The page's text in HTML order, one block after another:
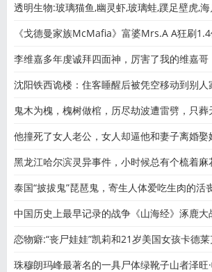
透明生物:玻璃猫鱼,幽灵虾,玻璃蛙,蹼足壁虎,
《戈德曼家族McMafia》富婆Mrs.A A狂刷
老公刷
李维嘉多年虔诚拜四面神，厉害了我的维嘉哥
沈阳铁西诡楼：住客睡醒后被凭空移动到别人
鬼木为槐，槐树做棺，历尽劫波遭雷劈，只葬
他撞死了女人老公，女人却逼他和妻子离婚娶
黑龙江哈尔滨灵异事件，小时候总有个梳着麻
泰国“披拔鬼”琵琶鬼，寄生人体爱吃生肉的活
中国历史上最早记录的战争《山海经》涿鹿大
恋物癖:“丧尸娃娃”凯莉和21岁美国女孩卡德
珠穆朗玛峰最著名的一具尸体绿靴子山者泽旺